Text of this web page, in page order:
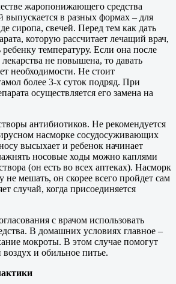
жаропонижающего средства
выпускается в разных формах – для
сиропа, свечей. Перед тем как дать
которую рассчитает лечащий врач,
температуру. Если она после
не повышена, то давать
необходимости. Не стоит
более 3-х суток подряд. При
осуществляется его замена на
антибиотиков. Не рекомендуется
насморке сосудосуживающих
высыхает и ребенок начинает
носовые ходы можно каплями
(он есть во всех аптеках). Насморк
не мешать, он скорее всего пройдет сам
случай, когда присоединяется
с врачом использовать
В домашних условиях главное –
мокроты. В этом случае помогут
и обильное питье.